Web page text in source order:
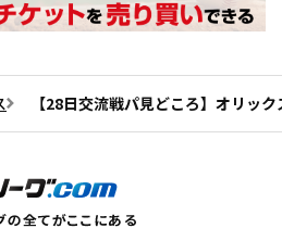
【28日交流戦パ見どころ】オリッ